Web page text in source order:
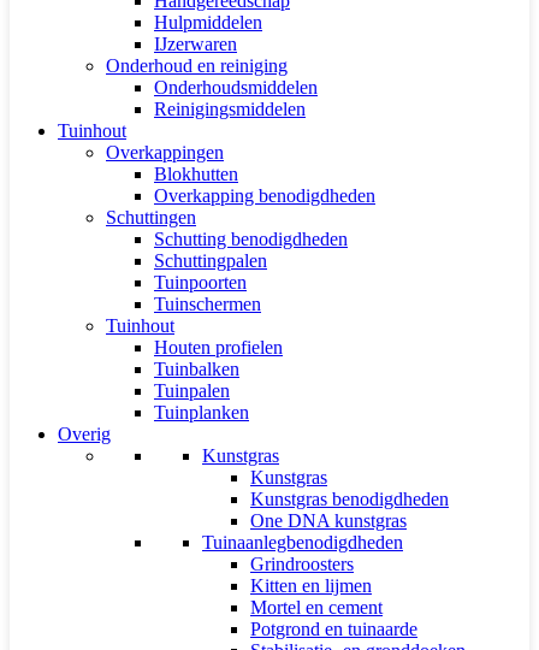
Hulpmiddelen
IJzerwaren
Onderhoud en reiniging
Onderhoudsmiddelen
Reinigingsmiddelen
Tuinhout
Overkappingen
Blokhutten
Overkapping benodigdheden
Schuttingen
Schutting benodigdheden
Schuttingpalen
Tuinpoorten
Tuinschermen
Tuinhout
Houten profielen
Tuinbalken
Tuinpalen
Tuinplanken
Overig
Kunstgras
Kunstgras
Kunstgras benodigdheden
One DNA kunstgras
Tuinaanlegbenodigdheden
Grindroosters
Kitten en lijmen
Mortel en cement
Potgrond en tuinaarde